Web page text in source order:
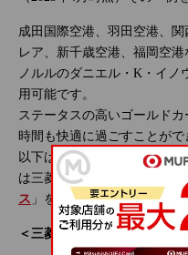
成田国際空港、羽田空港、
レア、新千歳空港、福岡空
ノルルのダニエル・K・イノ
用可能です。
ステータスの高いゴールド
時間も快適に過ごすことがで
以下は、2025年4月時点の情
は三菱ＵＦＪカードニコスの
ス 」をご確認ください。
＜三菱ＵＦＪカード ゴール